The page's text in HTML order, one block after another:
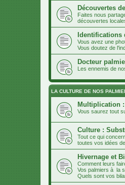
Découvertes
Faites nous
découvertes
Identifications
Vous avez une
Vous doutez de
Docteur
Les ennemis de
LA CULTURE DE NOS
Multiplication :
Vous saurez tout
Culture :
Tout ce qui
toutes vos idées
Hivernage et
Comment leurs
Vos palmiers à la
Quels sont vos